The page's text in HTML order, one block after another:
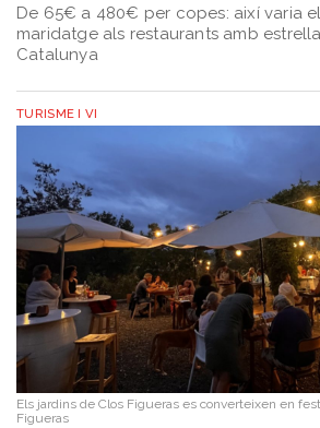
Cellers
Receptes
cuina
Vídeos
Opinió
Espai
Nutrició
Sorteigs
De 65€ a 480€ per copes: així varia
maridatge als restaurants amb
Catalunya
TURISME I VI
Els jardins de Clos Figueras es converteixen en
Figueras